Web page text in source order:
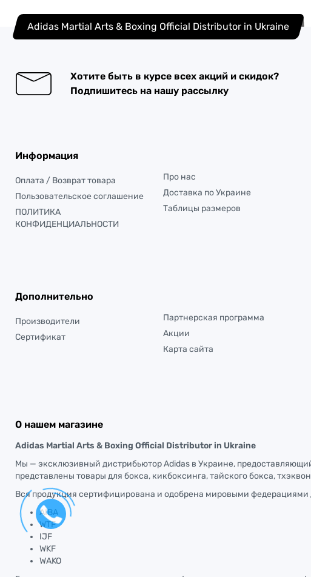
Adidas Martial Arts & Boxing Official Distributor in Ukraine
Хотите быть в курсе всех акций и скидок?
Подпишитесь на нашу рассылку
Информация
Оплата / Возврат товара
Пользовательское соглашение
ПОЛИТИКА
КОНФИДЕНЦИАЛЬНОСТИ
Про нас
Доставка по Украине
Таблицы размеров
Дополнительно
Производители
Сертификат
Партнерская программа
Акции
Карта сайта
О нашем магазине
Adidas Martial Arts & Boxing Official Distributor in Ukraine
Мы — эксклюзивный дистрибьютор Adidas в Украине,
представлены товары для бокса, кикбоксинга, тайского бокса,
Вся продукция сертифицирована и одобрена мировыми федерациями
AIBA
WTF
IJF
WKF
WAKO